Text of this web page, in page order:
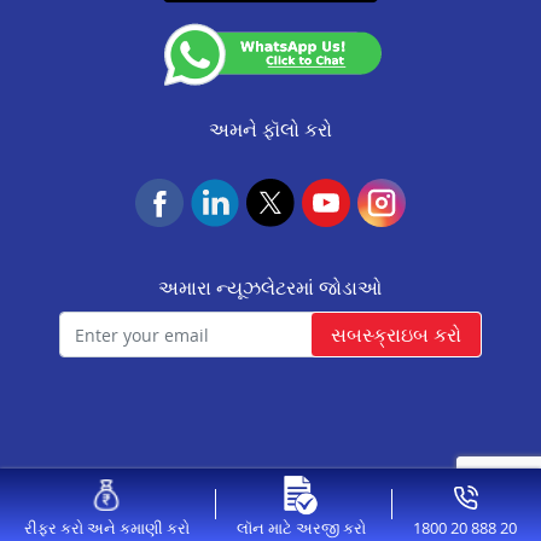
રીફર કરો અને કમાણી કરો લૉન માટે અરજી કરો 1800 20 888 20
NACH Mandate Process
Update KYC
Insurance Services
(Valid till 07-Dec-2026)
અમને ફૉલો કરો
અમારા ન્યૂઝલેટરમાં જોડાઓ
સબસ્ક્રાઇબ કરો
© 2026 Aavas Financiers Ltd, All Rights Reserved.